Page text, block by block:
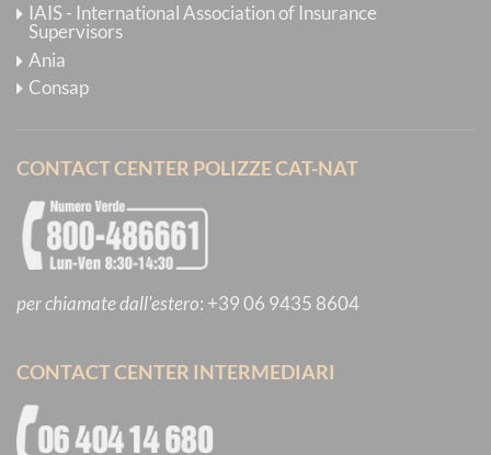
IAIS - International Association of Insurance
Supervisors
Ania
Consap
CONTACT CENTER POLIZZE CAT-NAT
per chiamate dall'estero: +39 06 9435 8604
CONTACT CENTER INTERMEDIARI